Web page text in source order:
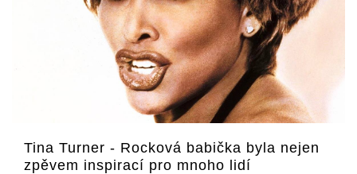
Tina Turner - Rocková babička byla nejen
zpěvem inspirací pro mnoho lidí